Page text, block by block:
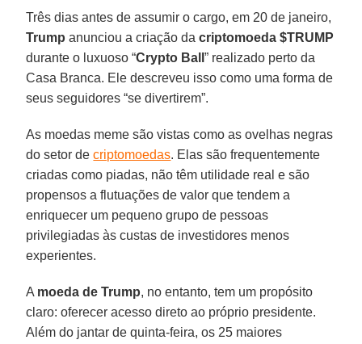
Três dias antes de assumir o cargo, em 20 de janeiro,
Trump anunciou a criação dacriptomoeda $TRUMP
durante o luxuoso “Crypto Ball” realizado perto da
Casa Branca. Ele descreveu isso como uma forma de
seus seguidores “se divertirem”.
As moedas meme são vistas como as ovelhas negras
do setor decriptomoedas. Elas são frequentemente
criadas como piadas, não têm utilidade real e são
propensos a flutuações de valor que tendem a
enriquecer um pequeno grupo de pessoas
privilegiadas às custas de investidores menos
experientes.
A moeda de Trump, no entanto, tem um propósito
claro: oferecer acesso direto ao próprio presidente.
Além do jantar de quinta-feira, os 25 maiores